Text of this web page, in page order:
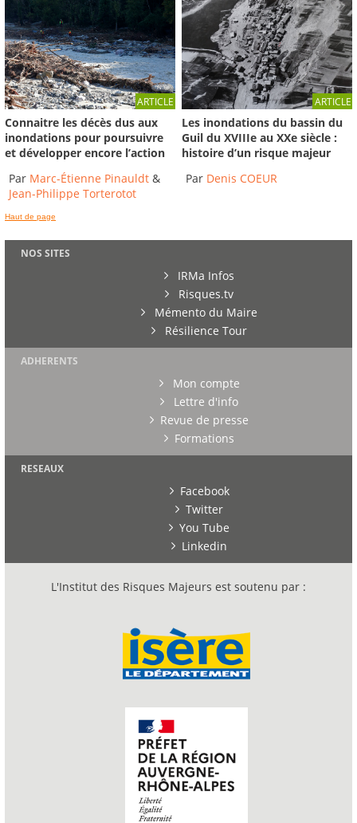
ARTICLE
Connaitre les décès dus aux
inondations pour poursuivre
et développer encore l’action
Par Marc-Étienne Pinauldt &
Jean-Philippe Torterotot
ARTICLE
Les inondations du bassin du
Guil du XVIIIe au XXe siècle :
histoire d’un risque majeur
Par Denis COEUR
Haut de page
NOS SITES
IRMa Infos
Risques.tv
Mémento du Maire
Résilience Tour
ADHERENTS
Mon compte
Lettre d'info
Revue de presse
Formations
RESEAUX
Facebook
Twitter
You Tube
Linkedin
L'Institut des Risques Majeurs est soutenu par :